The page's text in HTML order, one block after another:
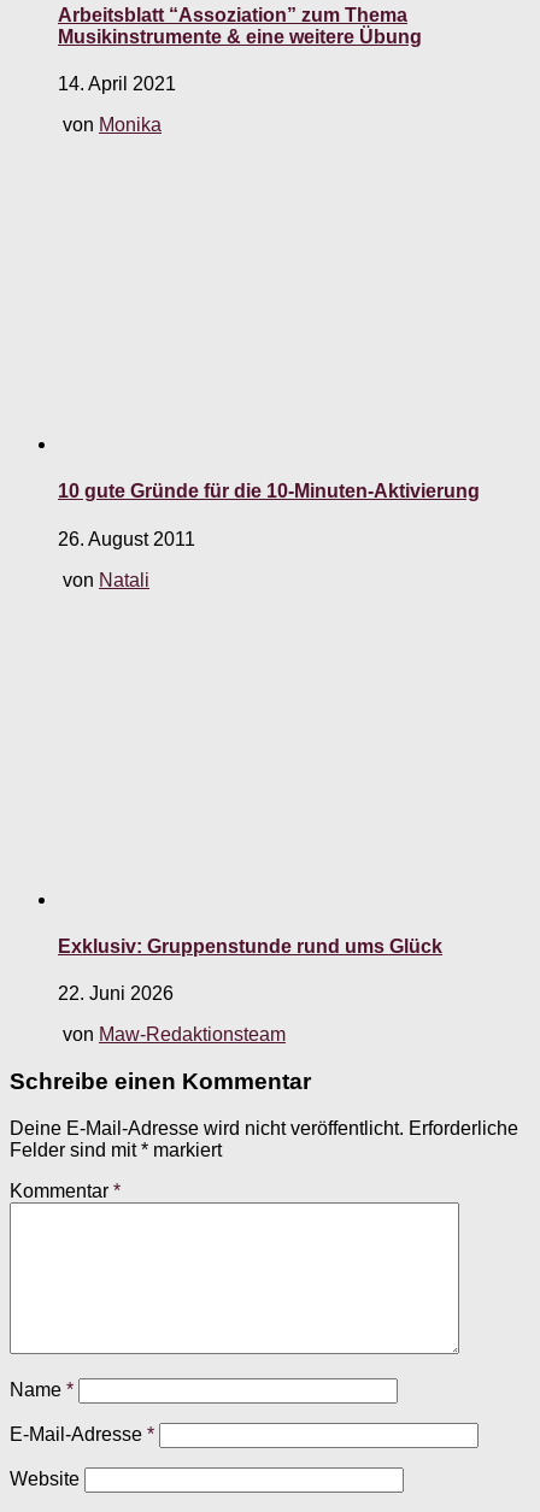
Arbeitsblatt “Assoziation” zum Thema
Musikinstrumente & eine weitere Übung
14. April 2021
von Monika
10 gute Gründe für die 10-Minuten-Aktivierung
26. August 2011
von Natali
Exklusiv: Gruppenstunde rund ums Glück
22. Juni 2026
von Maw-Redaktionsteam
Schreibe einen Kommentar
Deine E-Mail-Adresse wird nicht veröffentlicht. Erforderliche
Felder sind mit* markiert
Kommentar *
Name *
E-Mail-Adresse *
Website